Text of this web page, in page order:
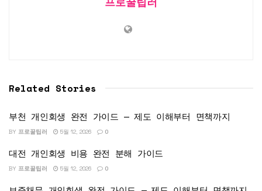
Related Stories
부천 개인회생 완전 가이드 — 제도 이해부터 면책까지
BY 프로꿀팁러 5월 12, 2026 0
대전 개인회생 비용 완전 분해 가이드
BY 프로꿀팁러 5월 12, 2026 0